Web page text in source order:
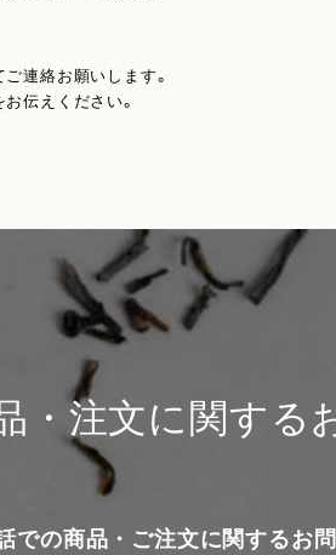
連絡お願いします。
伝えください。
・注文に関する
での商品・ご注文に関するお